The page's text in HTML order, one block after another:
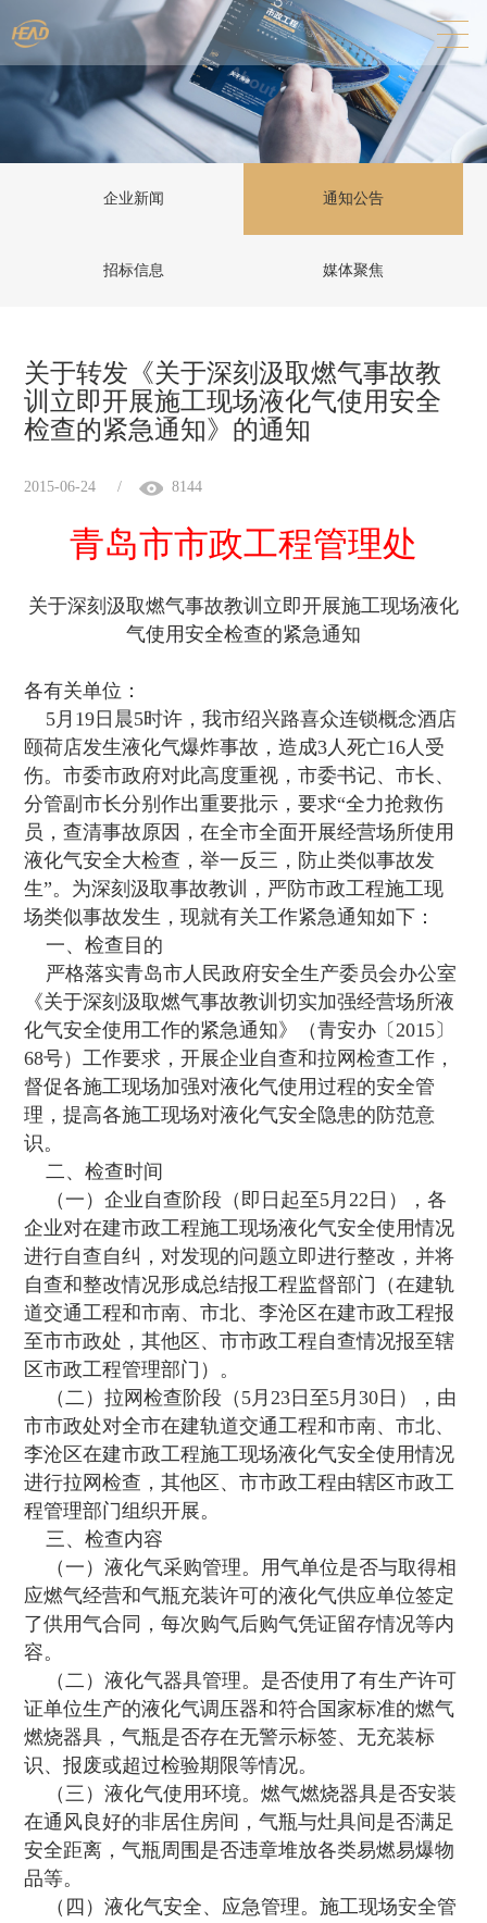
企业新闻 通知公告
招标信息 媒体聚焦
关于转发《关于深刻汲取燃气事故教
训立即开展施工现场液化气使用安全
检查的紧急通知》的通知
2015-06-24 / 8144
青岛市市政工程管理处
关于深刻汲取燃气事故教训立即开展施工现场液化
气使用安全检查的紧急通知
各有关单位：
5月19日晨5时许，我市绍兴路喜众连锁概念酒店
颐荷店发生液化气爆炸事故，造成3人死亡16人受
伤。市委市政府对此高度重视，市委书记、市长、
分管副市长分别作出重要批示，要求“全力抢救伤
员，查清事故原因，在全市全面开展经营场所使用
液化气安全大检查，举一反三，防止类似事故发
生”。为深刻汲取事故教训，严防市政工程施工现
场类似事故发生，现就有关工作紧急通知如下：
一、检查目的
严格落实青岛市人民政府安全生产委员会办公室
《关于深刻汲取燃气事故教训切实加强经营场所液
化气安全使用工作的紧急通知》（青安办〔2015〕
68号）工作要求，开展企业自查和拉网检查工作，
督促各施工现场加强对液化气使用过程的安全管
理，提高各施工现场对液化气安全隐患的防范意
识。
二、检查时间
（一）企业自查阶段（即日起至5月22日），各
企业对在建市政工程施工现场液化气安全使用情况
进行自查自纠，对发现的问题立即进行整改，并将
自查和整改情况形成总结报工程监督部门（在建轨
道交通工程和市南、市北、李沧区在建市政工程报
至市市政处，其他区、市市政工程自查情况报至辖
区市政工程管理部门）。
（二）拉网检查阶段（5月23日至5月30日），由
市市政处对全市在建轨道交通工程和市南、市北、
李沧区在建市政工程施工现场液化气安全使用情况
进行拉网检查，其他区、市市政工程由辖区市政工
程管理部门组织开展。
三、检查内容
（一）液化气采购管理。用气单位是否与取得相
应燃气经营和气瓶充装许可的液化气供应单位签定
了供用气合同，每次购气后购气凭证留存情况等内
容。
（二）液化气器具管理。是否使用了有生产许可
证单位生产的液化气调压器和符合国家标准的燃气
燃烧器具，气瓶是否存在无警示标签、无充装标
识、报废或超过检验期限等情况。
（三）液化气使用环境。燃气燃烧器具是否安装
在通风良好的非居住房间，气瓶与灶具间是否满足
安全距离，气瓶周围是否违章堆放各类易燃易爆物
品等。
（四）液化气安全、应急管理。施工现场安全管